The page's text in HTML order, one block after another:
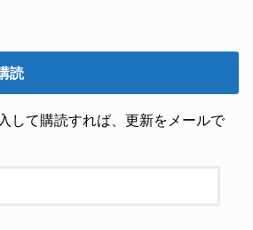
読
して購読すれば、更新をメールで